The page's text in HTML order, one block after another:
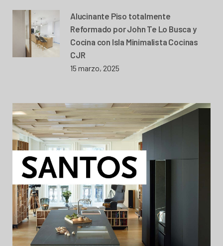
Alucinante Piso totalmente
Reformado por John Te Lo Busca y
Cocina con Isla Minimalista Cocinas
CJR
15 marzo, 2025